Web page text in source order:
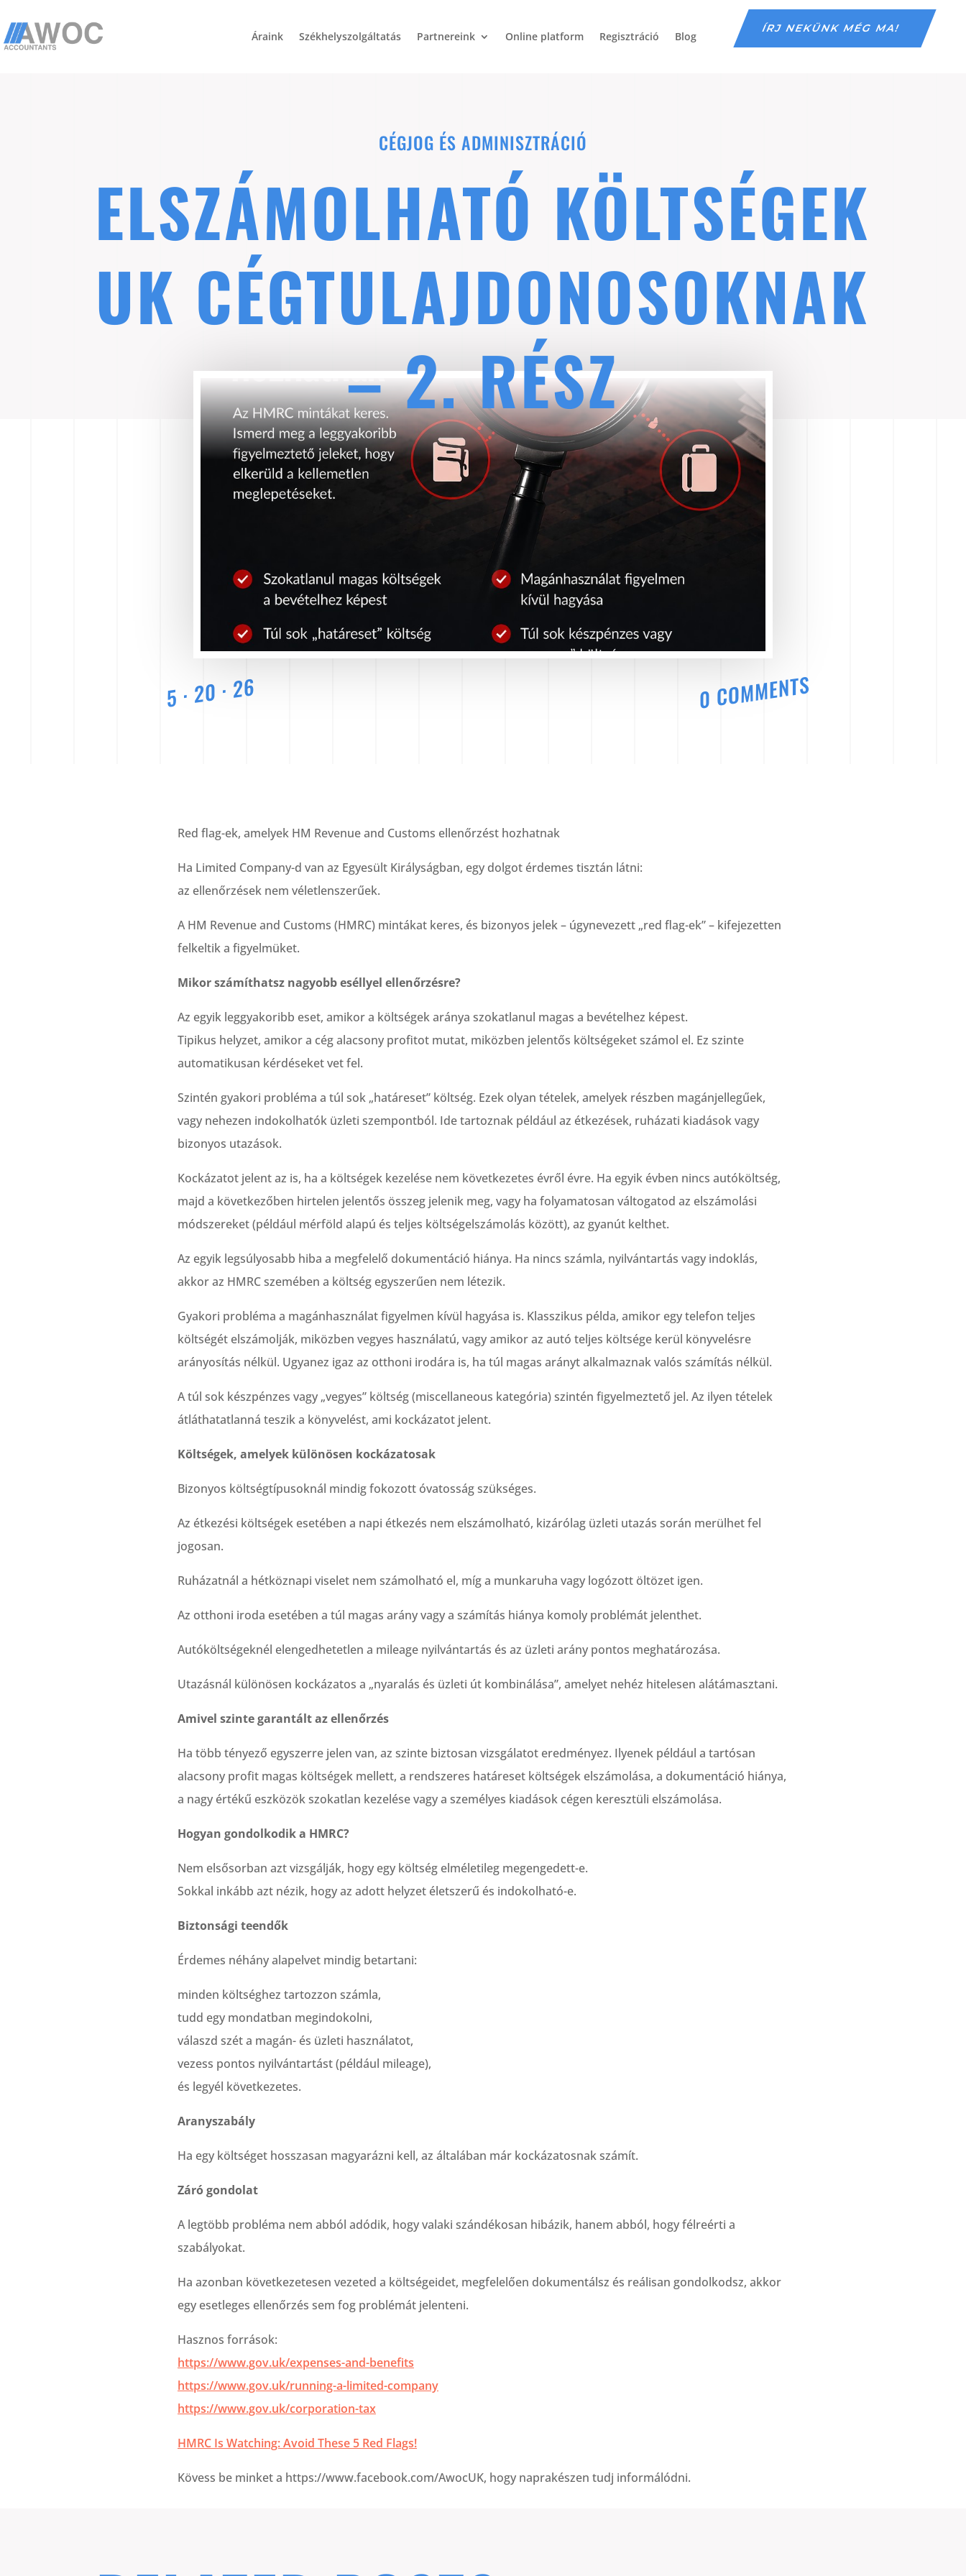
Áraink Székhelyszolgáltatás Partnereink Online platform Regisztráció Blog
ÍRJ NEKÜNK MÉG MA!
CÉGJOG ÉS ADMINISZTRÁCIÓ
ELSZÁMOLHATÓ KÖLTSÉGEK
UK CÉGTULAJDONOSOKNAK
– 2. RÉSZ
5 · 20 · 26 0 COMMENTS
Red flag-ek, amelyek HM Revenue and Customs ellenőrzést hozhatnak
Ha Limited Company-d van az Egyesült Királyságban, egy dolgot érdemes tisztán látni:
az ellenőrzések nem véletlenszerűek.
A HM Revenue and Customs (HMRC) mintákat keres, és bizonyos jelek – úgynevezett „red flag-ek” – kifejezetten
felkeltik a figyelmüket.
Mikor számíthatsz nagyobb eséllyel ellenőrzésre?
Az egyik leggyakoribb eset, amikor a költségek aránya szokatlanul magas a bevételhez képest.
Tipikus helyzet, amikor a cég alacsony profitot mutat, miközben jelentős költségeket számol el. Ez szinte
automatikusan kérdéseket vet fel.
Szintén gyakori probléma a túl sok „határeset” költség. Ezek olyan tételek, amelyek részben magánjellegűek,
vagy nehezen indokolhatók üzleti szempontból. Ide tartoznak például az étkezések, ruházati kiadások vagy
bizonyos utazások.
Kockázatot jelent az is, ha a költségek kezelése nem következetes évről évre. Ha egyik évben nincs autóköltség,
majd a következőben hirtelen jelentős összeg jelenik meg, vagy ha folyamatosan váltogatod az elszámolási
módszereket (például mérföld alapú és teljes költségelszámolás között), az gyanút kelthet.
Az egyik legsúlyosabb hiba a megfelelő dokumentáció hiánya. Ha nincs számla, nyilvántartás vagy indoklás,
akkor az HMRC szemében a költség egyszerűen nem létezik.
Gyakori probléma a magánhasználat figyelmen kívül hagyása is. Klasszikus példa, amikor egy telefon teljes
költségét elszámolják, miközben vegyes használatú, vagy amikor az autó teljes költsége kerül könyvelésre
arányosítás nélkül. Ugyanez igaz az otthoni irodára is, ha túl magas arányt alkalmaznak valós számítás nélkül.
A túl sok készpénzes vagy „vegyes” költség (miscellaneous kategória) szintén figyelmeztető jel. Az ilyen tételek
átláthatatlanná teszik a könyvelést, ami kockázatot jelent.
Költségek, amelyek különösen kockázatosak
Bizonyos költségtípusoknál mindig fokozott óvatosság szükséges.
Az étkezési költségek esetében a napi étkezés nem elszámolható, kizárólag üzleti utazás során merülhet fel
jogosan.
Ruházatnál a hétköznapi viselet nem számolható el, míg a munkaruha vagy logózott öltözet igen.
Az otthoni iroda esetében a túl magas arány vagy a számítás hiánya komoly problémát jelenthet.
Autóköltségeknél elengedhetetlen a mileage nyilvántartás és az üzleti arány pontos meghatározása.
Utazásnál különösen kockázatos a „nyaralás és üzleti út kombinálása”, amelyet nehéz hitelesen alátámasztani.
Amivel szinte garantált az ellenőrzés
Ha több tényező egyszerre jelen van, az szinte biztosan vizsgálatot eredményez. Ilyenek például a tartósan
alacsony profit magas költségek mellett, a rendszeres határeset költségek elszámolása, a dokumentáció hiánya,
a nagy értékű eszközök szokatlan kezelése vagy a személyes kiadások cégen keresztüli elszámolása.
Hogyan gondolkodik a HMRC?
Nem elsősorban azt vizsgálják, hogy egy költség elméletileg megengedett-e.
Sokkal inkább azt nézik, hogy az adott helyzet életszerű és indokolható-e.
Biztonsági teendők
Érdemes néhány alapelvet mindig betartani:
minden költséghez tartozzon számla,
tudd egy mondatban megindokolni,
válaszd szét a magán- és üzleti használatot,
vezess pontos nyilvántartást (például mileage),
és legyél következetes.
Aranyszabály
Ha egy költséget hosszasan magyarázni kell, az általában már kockázatosnak számít.
Záró gondolat
A legtöbb probléma nem abból adódik, hogy valaki szándékosan hibázik, hanem abból, hogy félreérti a
szabályokat.
Ha azonban következetesen vezeted a költségeidet, megfelelően dokumentálsz és reálisan gondolkodsz, akkor
egy esetleges ellenőrzés sem fog problémát jelenteni.
Hasznos források:
https://www.gov.uk/expenses-and-benefits
https://www.gov.uk/running-a-limited-company
https://www.gov.uk/corporation-tax
HMRC Is Watching: Avoid These 5 Red Flags!
Kövess be minket a https://www.facebook.com/AwocUK, hogy naprakészen tudj informálódni.